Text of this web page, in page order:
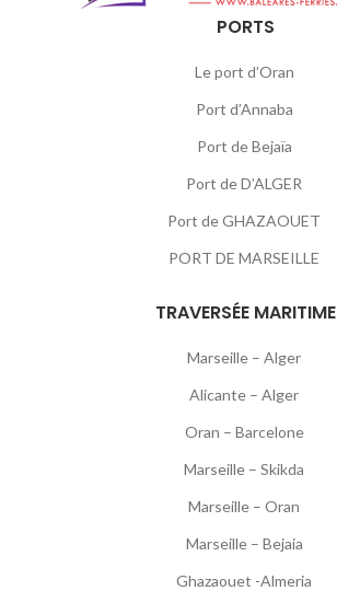
PORTS
Le port d’Oran
Port d’Annaba
Port de Bejaïa
Port de D’ALGER
Port de GHAZAOUET
PORT DE MARSEILLE
TRAVERSÉE MARITIME
Marseille – Alger
Alicante – Alger
Oran – Barcelone
Marseille – Skikda
Marseille – Oran
Marseille – Bejaia
Ghazaouet -Almeria